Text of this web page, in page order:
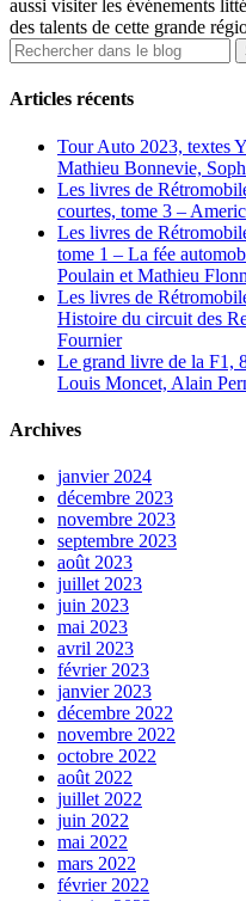
aussi visiter les événements
des talents de cette grande
Articles récents
Tour Auto 2023, textes
Mathieu Bonnevie,
Les livres de
courtes, tome 3 –
Les livres de
tome 1 – La fée
Poulain et Mathieu
Les livres de
Histoire du circuit des
Fournier
Le grand livre de la F1,
Louis Moncet, Alain
Archives
janvier 2024
décembre 2023
novembre 2023
septembre 2023
août 2023
juillet 2023
juin 2023
mai 2023
avril 2023
février 2023
janvier 2023
décembre 2022
novembre 2022
octobre 2022
août 2022
juillet 2022
juin 2022
mai 2022
mars 2022
février 2022